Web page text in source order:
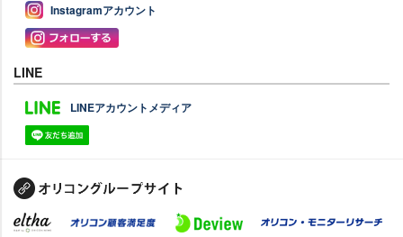
Instagramアカウント
LINE
LINEアカウントメディア